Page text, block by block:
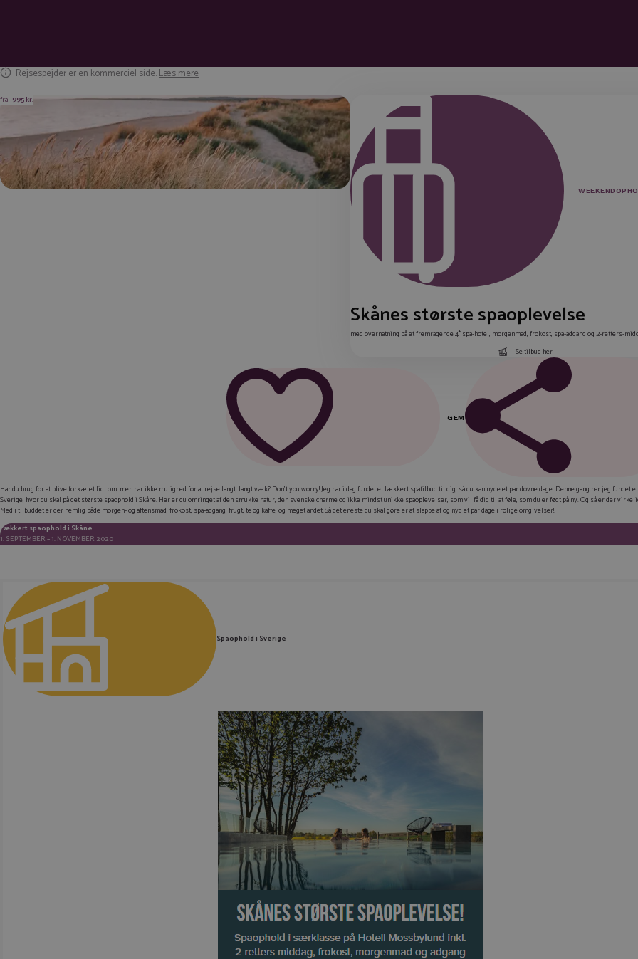
Rejsespejder er en kommerciel side.Læs mere
fra 995 kr.
Skånes største spaoplevelse
med overnatning på et fremragende 4* spa-hotel, morgenmad, frokost, spa-adgang og 2-retters-
Se tilbud her
GEM
Har du brug for at blive forkælet lidt om, men har ikke mulighed for at rejse langt, langt væk? Don’t you worry! Jeg har i dag fundet et lækkert spatilbud til dig, så du kan nyde et par dovne dage. Denne gang har jeg
Sverige, hvor du skal på det største spaophold i Skåne. Her er du omringet af den smukke natur, den svenske charme og ikke mindst unikke spaoplevelser, som vil få dig til at føle, som du er født på ny. Og så er der
Med i tilbuddet er der nemlig både morgen- og aftensmad, frokost, spa-adgang, frugt, te og kaffe, og meget andet! Så det eneste du skal gøre er at slappe af og nyd et par dage i rolige omgivelser!
Lækkert spaophold i Skåne
1. SEPTEMBER – 1. NOVEMBER 2020
Spaophold i Sverige